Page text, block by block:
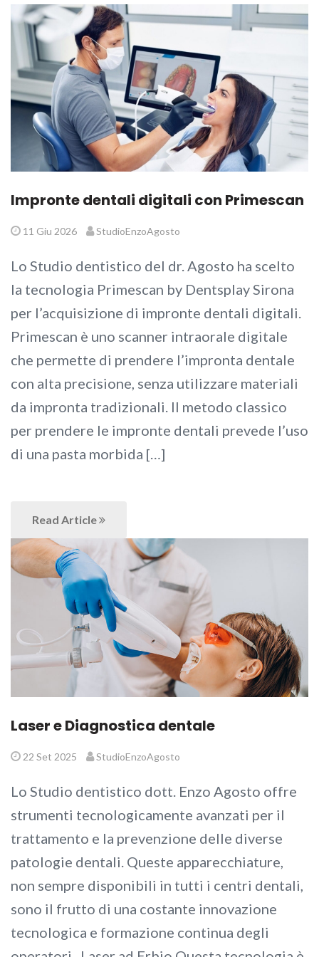
Impronte dentali digitali con Primescan
11 Giu 2026 StudioEnzoAgosto
Lo Studio dentistico del dr. Agosto ha scelto
la tecnologia Primescan by Dentsplay Sirona
per l’acquisizione di impronte dentali digitali.
Primescan è uno scanner intraorale digitale
che permette di prendere l’impronta dentale
con alta precisione, senza utilizzare materiali
da impronta tradizionali. Il metodo classico
per prendere le impronte dentali prevede l’uso
di una pasta morbida […]
Read Article
Laser e Diagnostica dentale
22 Set 2025 StudioEnzoAgosto
Lo Studio dentistico dott. Enzo Agosto offre
strumenti tecnologicamente avanzati per il
trattamento e la prevenzione delle diverse
patologie dentali. Queste apparecchiature,
non sempre disponibili in tutti i centri dentali,
sono il frutto di una costante innovazione
tecnologica e formazione continua degli